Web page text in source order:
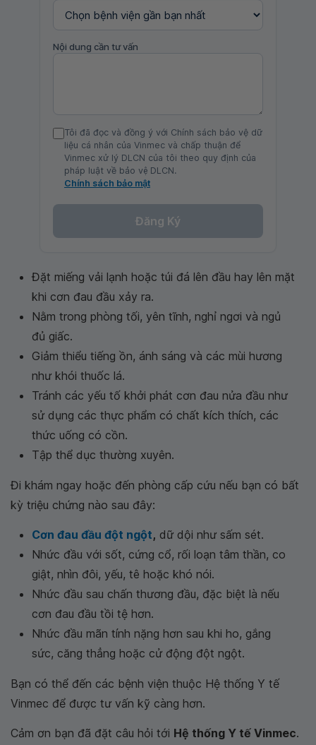
Nội dung cần tư vấn
Tôi đã đọc và đồng ý với Chính sách bảo vệ dữ
liệu cá nhân của Vinmec và chấp thuận để
Vinmec xử lý DLCN của tôi theo quy định của
pháp luật về bảo vệ DLCN.
Chính sách bảo mật
Đăng Ký
Đặt miếng vải lạnh hoặc túi đá lên đầu hay lên mặt
khi cơn đau đầu xảy ra.
Nằm trong phòng tối, yên tĩnh, nghỉ ngơi và ngủ
đủ giấc.
Giảm thiểu tiếng ồn, ánh sáng và các mùi hương
như khói thuốc lá.
Tránh các yếu tố khởi phát cơn đau nửa đầu như
sử dụng các thực phẩm có chất kích thích, các
thức uống có cồn.
Tập thể dục thường xuyên.
Đi khám ngay hoặc đến phòng cấp cứu nếu bạn có bất
kỳ triệu chứng nào sau đây:
Cơn đau đầu đột ngột, dữ dội như sấm sét.
Nhức đầu với sốt, cứng cổ, rối loạn tâm thần, co
giật, nhìn đôi, yếu, tê hoặc khó nói.
Nhức đầu sau chấn thương đầu, đặc biệt là nếu
cơn đau đầu tồi tệ hơn.
Nhức đầu mãn tính nặng hơn sau khi ho, gắng
sức, căng thẳng hoặc cử động đột ngột.
Bạn có thể đến các bệnh viện thuộc Hệ thống Y tế
Vinmec để được tư vấn kỹ càng hơn.
Cảm ơn bạn đã đặt câu hỏi tới Hệ thống Y tế Vinmec.